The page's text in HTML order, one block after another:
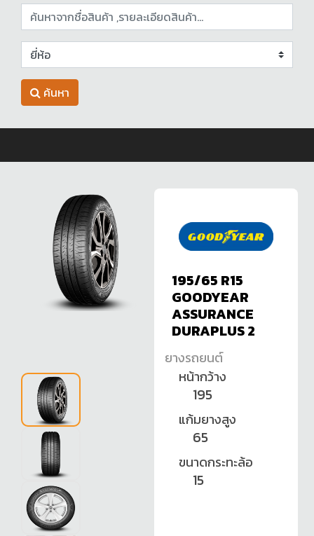
ค้นหา
195/65 R15
GOODYEAR
ASSURANCE
DURAPLUS 2
ยางรถยนต์
หน้ากว้าง
195
แก้มยางสูง
65
ขนาดกระทะล้อ
15